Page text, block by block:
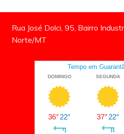
Rua José Dolci, 95, Bairro
Norte/MT